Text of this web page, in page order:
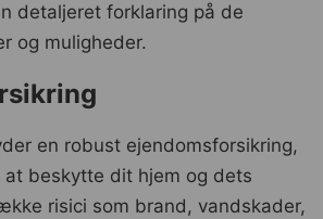
detaljeret forklaring på de
og muligheder.
en robust ejendomsforsikring,
beskytte dit hjem og dets
risici som brand, vandskader,